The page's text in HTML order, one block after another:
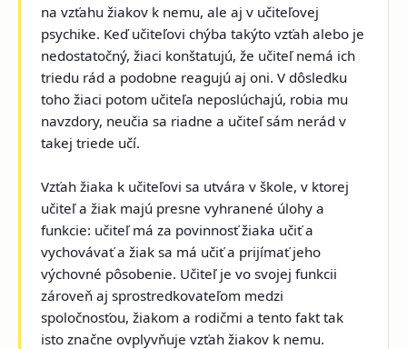
na vzťahu žiakov k nemu, ale aj v učiteľovej
psychike. Keď učiteľovi chýba takýto vzťah alebo je
nedostatočný, žiaci konštatujú, že učiteľ nemá ich
triedu rád a podobne reagujú aj oni. V dôsledku
toho žiaci potom učiteľa neposlúchajú, robia mu
navzdory, neučia sa riadne a učiteľ sám nerád v
takej triede učí.
Vzťah žiaka k učiteľovi sa utvára v škole, v ktorej
učiteľ a žiak majú presne vyhranené úlohy a
funkcie: učiteľ má za povinnosť žiaka učiť a
vychovávať a žiak sa má učiť a prijímať jeho
výchovné pôsobenie. Učiteľ je vo svojej funkcii
zároveň aj sprostredkovateľom medzi
spoločnosťou, žiakom a rodičmi a tento fakt tak
isto značne ovplyvňuje vzťah žiakov k nemu.